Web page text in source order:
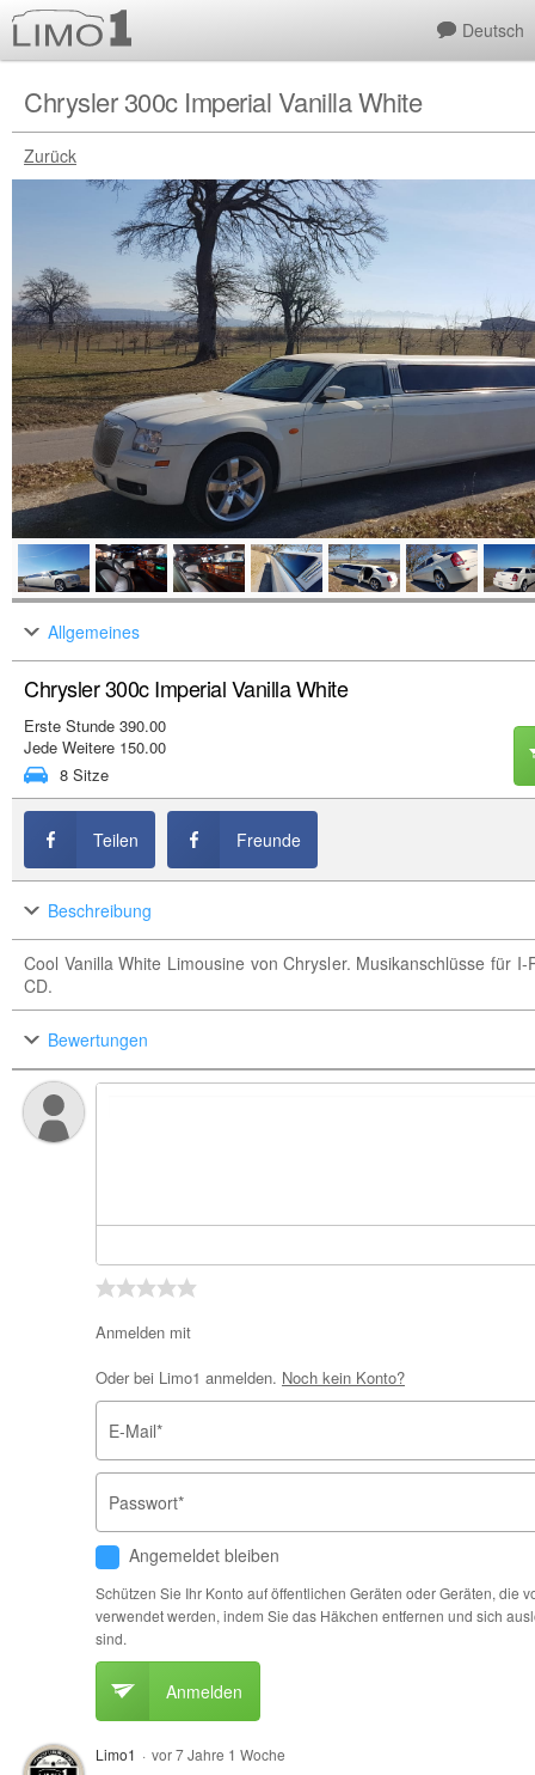
Deutsch
Chrysler 300c Imperial Vanilla White
Zurück
Allgemeines
Chrysler 300c Imperial Vanilla White
Erste Stunde 390.00
Jede Weitere 150.00
8 Sitze
Teilen Freunde
Beschreibung
Cool Vanilla White Limousine von Chrysler. Musikanschlüsse für
CD.
Bewertungen
Anmelden mit
Oder bei Limo1 anmelden. Noch kein Konto?
E-Mail*
Passwort*
Angemeldet bleiben
Schützen Sie Ihr Konto auf öffentlichen Geräten oder Geräten, die
verwendet werden, indem Sie das Häkchen entfernen und sich
sind.
Anmelden
Limo1 · vor 7 Jahre 1 Woche